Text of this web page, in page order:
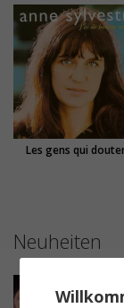
Les gens qui
Neuheiten